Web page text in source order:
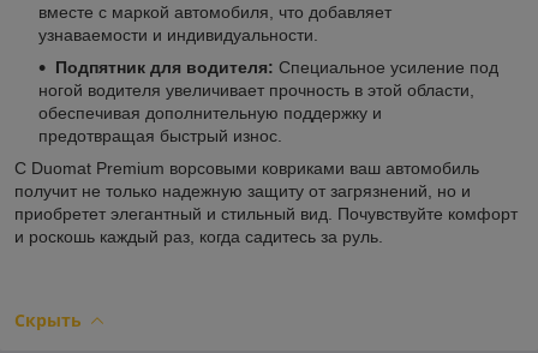
вместе с маркой автомобиля, что добавляет
узнаваемости и индивидуальности.
Подпятник для водителя: Специальное усиление под
ногой водителя увеличивает прочность в этой области,
обеспечивая дополнительную поддержку и
предотвращая быстрый износ.
С Duomat Premium ворсовыми ковриками ваш автомобиль
получит не только надежную защиту от загрязнений, но и
приобретет элегантный и стильный вид. Почувствуйте комфорт
и роскошь каждый раз, когда садитесь за руль.
Скрыть